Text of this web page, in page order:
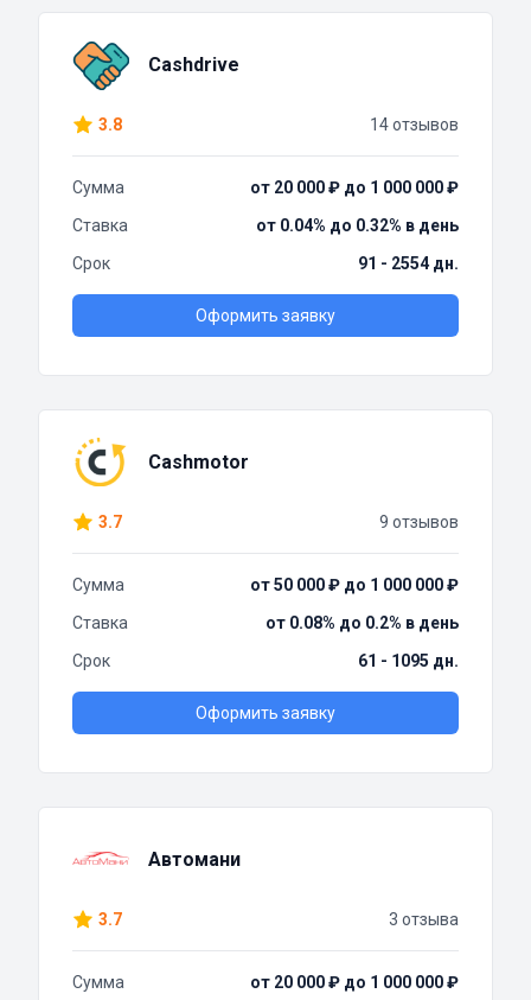
Cashdrive
3.8 14 отзывов
Сумма
от 20 000 ₽ до 1 000 000 ₽
Ставка
от 0.04% до 0.32% в день
Срок
91 - 2554 дн.
Оформить заявку
Cashmotor
3.7 9 отзывов
Сумма
от 50 000 ₽ до 1 000 000 ₽
Ставка
от 0.08% до 0.2% в день
Срок
61 - 1095 дн.
Оформить заявку
Автомани
3.7 3 отзыва
Сумма
от 20 000 ₽ до 1 000 000 ₽